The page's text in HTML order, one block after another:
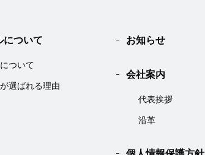
について
ついて
選ばれる理由
お知らせ
会社案内
代表挨拶
沿革